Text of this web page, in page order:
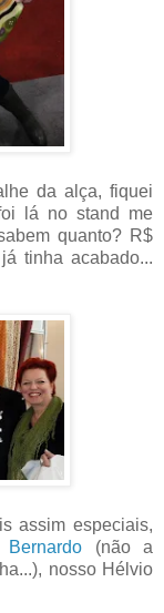
da alça, fiquei
lá no stand me
quanto? R$
tinha acabado...
assim especiais,
Bernardo (não a
nosso Hélvio